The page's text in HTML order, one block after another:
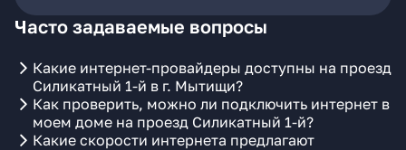
Часто задаваемые вопросы
Какие интернет-провайдеры доступны на проезд
Силикатный 1-й в г. Мытищи?
Как проверить, можно ли подключить интернет в
моем доме на проезд Силикатный 1-й?
Какие скорости интернета предлагают